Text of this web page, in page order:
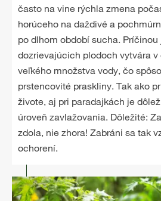
často na vine rýchla zmena
horúceho na daždivé a
po dlhom období sucha.
dozrievajúcich plodoch vytvára
veľkého množstva vody, čo
prstencovité praskliny. Tak ako
živote, aj pri paradajkách je
úroveň zavlažovania. Dôležité:
zdola, nie zhora! Zabráni sa tak
ochorení.